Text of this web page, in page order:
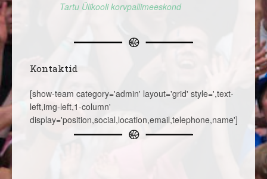
Tartu Ülikooli korvpallimeeskond
Kontaktid
[show-team category='admin' layout='grid' style=',text-
left,img-left,1-column'
display='position,social,location,email,telephone,name']